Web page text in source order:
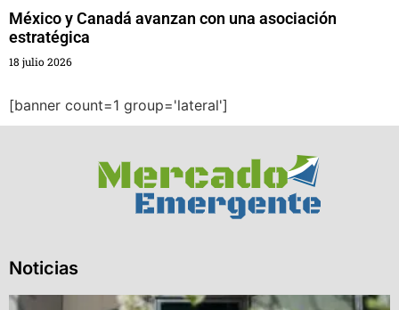
México y Canadá avanzan con una asociación
estratégica
18 julio 2026
[banner count=1 group='lateral']
Noticias